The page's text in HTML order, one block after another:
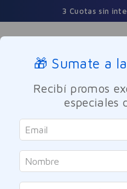
3 Cuotas sin
Buscar
Cuidado Personal
Tresemme
🎁 Sumate a
Recibí promos
especiales